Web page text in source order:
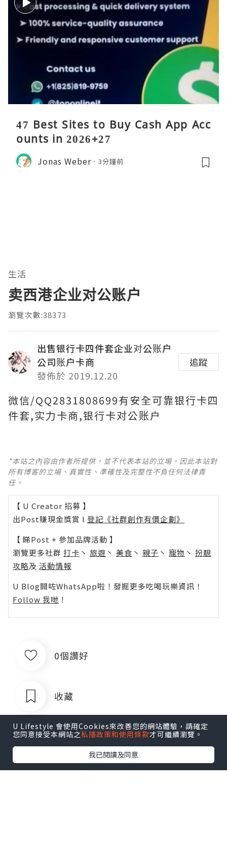
47 Best Sites to Buy Cash App Acc
ounts in 2026+27
Jonas Weber 3分鐘前
生活
卖西港企业对公账户
瀏覽次數:38373
出售银行卡四件套企业对公账户
公司账户卡商
發佈於 2019.12.20
追蹤
微信/QQ2831808699有安全可靠银行卡四
件套,实力卡商,银行卡对公账户
*本站之內容由作者所提供，並不代表本站的立場。因此本站對
所有博客的立場、真實性、準確性及完整性不負任何法律責
任。
【 U Creator 招募 】
出Post賺現金獎賞 l 登記《社群創作有價企劃》
【 睇Post + 參加品牌活動 】
瀏覽更多社群 打卡 丶 旅遊 丶 美食 丶 親子 丶 寵物 丶 扮靚
攻略及 活動情報
U Blog開咗WhatsApp啦！發掘更多吃喝玩樂資訊！
Follow 我哋 ！
0個讚好
收藏
U Lifestyle 會使用Cookies來改善您的網站體驗，請確定
您同意接受本網站之私隱政策和使用條款才可繼續瀏覽。
我已閱讀及同意